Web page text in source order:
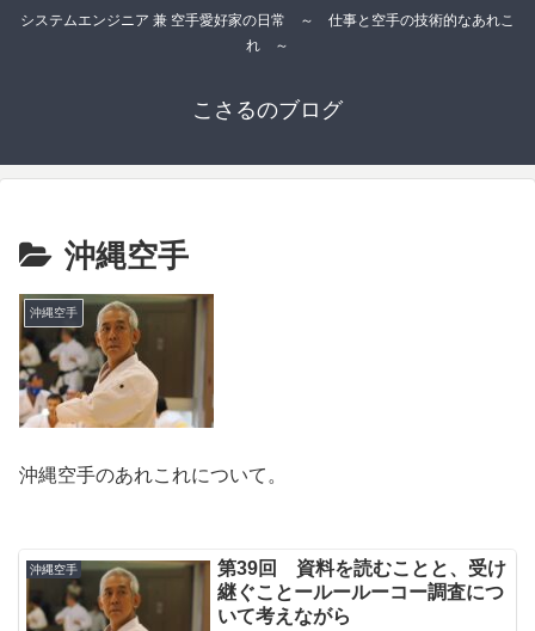
システムエンジニア 兼 空手愛好家の日常 ～ 仕事と空手の技術的なあれこ
れ ～
こさるのブログ
沖縄空手
沖縄空手
沖縄空手のあれこれについて。
沖縄空手
第39回 資料を読むことと、受け
継ぐことールールーコー調査につ
いて考えながら